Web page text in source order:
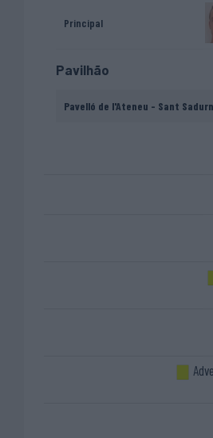
Principal
Pavilhão
Pavelló de l'Ateneu - Sant